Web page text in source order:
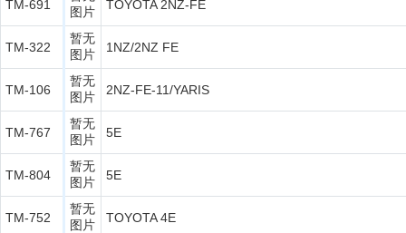
TM-691
图片
TOYOTA 2NZ-FE
TM-322
暂无
图片
1NZ/2NZ FE
TM-106
暂无
图片
2NZ-FE-11/YARIS
TM-767
暂无
图片
5E
TM-804
暂无
图片
5E
TM-752
暂无
图片
TOYOTA 4E